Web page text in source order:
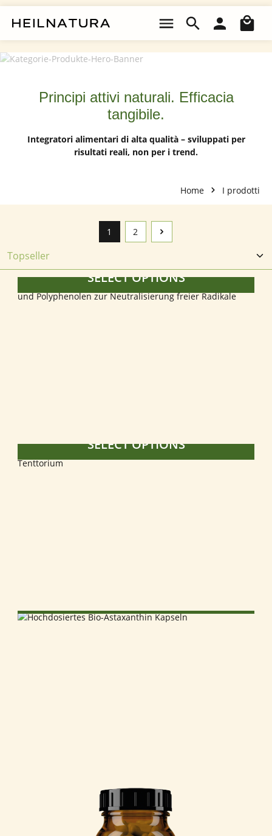
Il
Principi attivi naturali. Efficacia
tangibile.
Integratori alimentari di alta qualità – sviluppati per
risultati reali, non per i trend.
Home I prodotti
Pagina
1 Pagina
2
SELECT OPTIONS
SELECT OPTIONS